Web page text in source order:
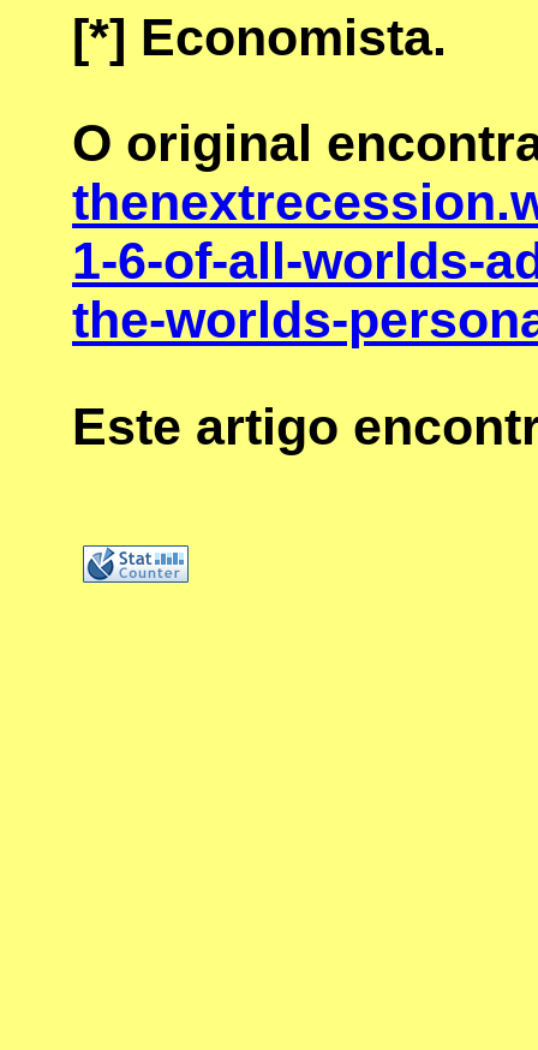
[*] Economista.
O original
1-6-of-all-worlds-
the-worlds-
Este artigo